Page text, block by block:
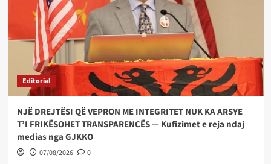
Editorial
NJË DREJTËSI QË VEPRON ME INTEGRITET NUK KA ARSYE
T’I FRIKËSOHET TRANSPARENCËS — Kufizimet e reja ndaj
medias nga GJKKO
07/08/2026 0